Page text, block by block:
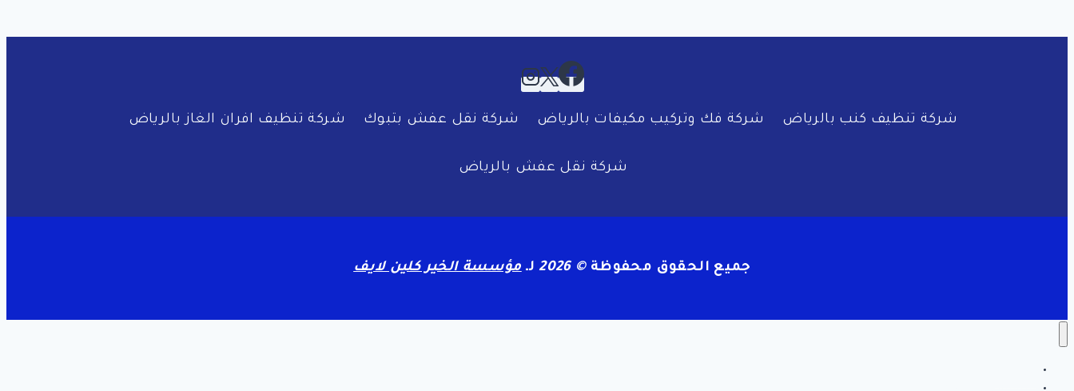
شركة تنظيف كنب بالرياض شركة فك وتركيب مكيفات بالرياض شركة نقل عفش بتبوك شركة تنظيف افران الغاز بالرياض
شركة نقل عفش بالرياض
جميع الحقوق محفوظة© 2026 لـمؤسسة الخير كلين لايف